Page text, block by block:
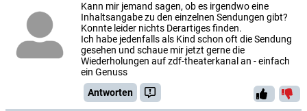
Kann mir jemand sagen, ob es irgendwo eine
Inhaltsangabe zu den einzelnen Sendungen gibt?
Konnte leider nichts Derartiges finden.
Ich habe jedenfalls als Kind schon oft die Sendung
gesehen und schaue mir jetzt gerne die
Wiederholungen auf zdf-theaterkanal an - einfach
ein Genuss
Antworten